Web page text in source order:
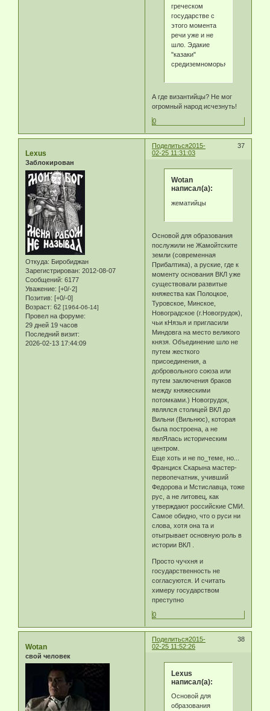
греческом
государстве с
этого момента
речи уже и не
шло. Эдакие
"казаки"
средиземноморья...).
А где византийцы? Не мог
огромный народ исчезнуть!
0
Поделиться 37
2015-
02-25 11:31:03
Lexus
Заблокирован
Откуда: Биробиджан
Зарегистрирован: 2012-08-07
Сообщений: 6177
Уважение: [+0/-2]
Позитив: [+0/-0]
Возраст: 62 [1964-06-14]
Провел на форуме:
29 дней 19 часов
Последний визит:
2026-02-13 17:44:09
Wotan
написал(а):
жематийцы
Основой для образования
послужили не Жамойтските
земли (современная
Прибалтика), а руские, где к
моменту основания ВКЛ уже
существовали развитые
княжества как Полоцкое,
Туровское, Минское,
Новоградское (г.Новогрудок),
чьи кНязья и пригласили
Миндовга на место великого
князя. Объединение шло не
путем жесткого
присоединения, а
добровольного союза или
путем заключения браков
между княжескими
потомками.) Новогрудок,
являлся столицей ВКЛ до
Вильни (Вильнюс), которая
была построена, а не
явлЯлась историческим
центром.
Еще хоть и не по_теме, но...
Франциск Скарына мастер-
первопечатник, учивший
Федорова и Мстиславца, тоже
рус, а не литовец, как
утверждают российские СМИ.
Самое обидно, что о руси ни
слова, хотя она та и
отыгрывает основную роль в
истории ВКЛ .
Просто чучхня и
государственность не
согласуются. И считать
химеру государством
преступно
0
Поделиться 38
2015-
02-25 11:52:26
Wotan
свой человек
Lexus
написал(а):
Основой для
образования